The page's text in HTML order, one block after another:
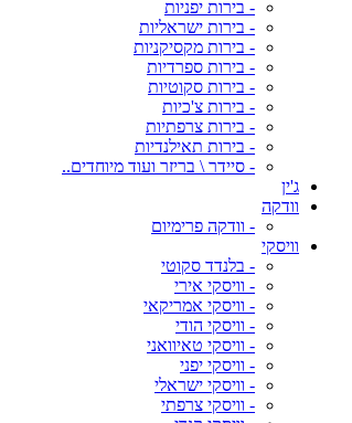
- בירות יפניות
- בירות ישראליות
- בירות מקסיקניות
- בירות ספרדיות
- בירות סקוטיות
- בירות צ'כיות
- בירות צרפתיות
- בירות תאילנדיות
- סיידר \ בריזר ועוד מיוחדים..
ג'ין
וודקה
- וודקה פרימיום
וויסקי
- בלנדד סקוטי
- וויסקי אירי
- וויסקי אמריקאי
- וויסקי הודי
- וויסקי טאיוואני
- וויסקי יפני
- וויסקי ישראלי
- וויסקי צרפתי